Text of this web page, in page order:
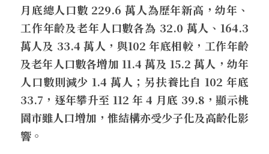
月底總人口數 229.6 萬人為歷年新高，幼年、
工作年齡及老年人口數各為 32.0 萬人、164.3
萬人及 33.4 萬人，與102 年底相較，工作年齡
及老年人口數各增加 11.4 萬及 15.2 萬人，幼年
人口數則減少 1.4 萬人；另扶養比自 102 年底
33.7，逐年攀升至 112 年 4 月底 39.8，顯示桃
園市雖人口增加，惟結構亦受少子化及高齡化影
響。